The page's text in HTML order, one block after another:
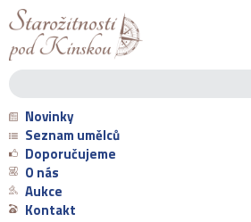
Novinky
Seznam umělců
Doporučujeme
O nás
Aukce
Kontakt